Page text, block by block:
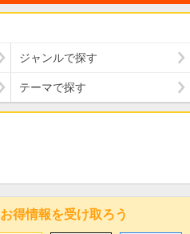
ジャンルで探す
テーマで探す
得情報を受け取ろう